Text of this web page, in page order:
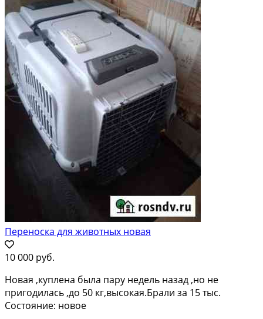
Переноска для животных новая
10 000 руб.
Новая ,куплена была пару недель назад ,но не
пригодилась ,до 50 кг,высокая.Брали за 15 тыс.
Состояние: новое